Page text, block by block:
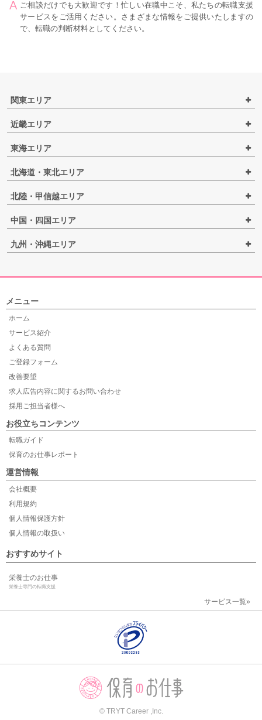
ご相談だけでも大歓迎です！忙しい在職中こそ、私たちの転職支援
サービスをご活用ください。さまざまな情報をご提供いたしますの
で、転職の判断材料としてください。
関東エリア
近畿エリア
東海エリア
北海道・東北エリア
北陸・甲信越エリア
中国・四国エリア
九州・沖縄エリア
メニュー
ホーム
サービス紹介
よくある質問
ご登録フォーム
改善要望
求人広告内容に関するお問い合わせ
採用ご担当者様へ
お役立ちコンテンツ
転職ガイド
保育のお仕事レポート
運営情報
会社概要
利用規約
個人情報保護方針
個人情報の取扱い
おすすめサイト
栄養士のお仕事
栄養士専門の転職支援
サービス一覧»
© TRYT Career ,Inc.